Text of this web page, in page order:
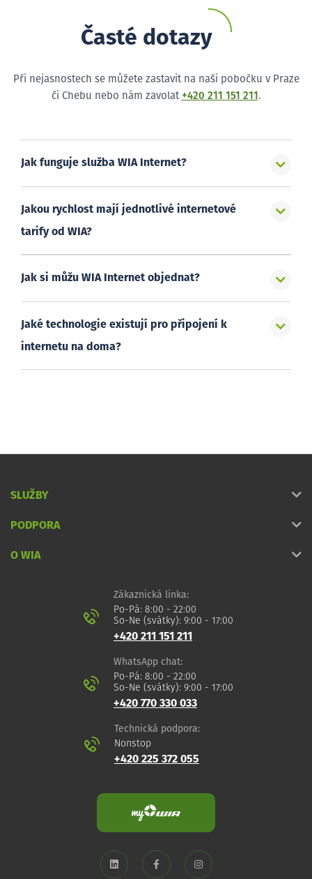
Časté dotazy
Při nejasnostech se můžete zastavit na naši pobočku v Praze
či Chebu nebo nám zavolat +420 211 151 211 .
Jak funguje služba WIA Internet?
Jakou rychlost mají jednotlivé internetové
tarify od WIA?
Jak si můžu WIA Internet objednat?
Jaké technologie existují pro připojení k
internetu na doma?
SLUŽBY
PODPORA
O WIA
Zákaznická linka:
Po-Pá: 8:00 - 22:00
So-Ne (svátky): 9:00 - 17:00
+420 211 151 211
WhatsApp chat:
Po-Pá: 8:00 - 22:00
So-Ne (svátky): 9:00 - 17:00
+420 770 330 033
Technická podpora:
Nonstop
+420 225 372 055